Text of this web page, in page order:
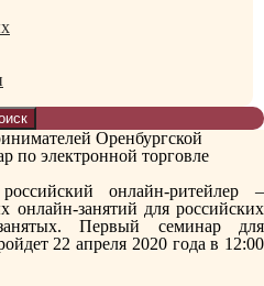
Оренбургской
по электронной торговле
онлайн-ритейлер –
онлайн-занятий для российских
Первый семинар для
22 апреля 2020 года в 12:00